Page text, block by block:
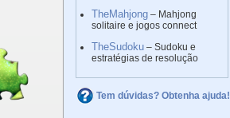
TheMahjong – Mahjong
solitaire e jogos connect
TheSudoku – Sudoku e
estratégias de resolução
Tem dúvidas? Obtenha ajuda!